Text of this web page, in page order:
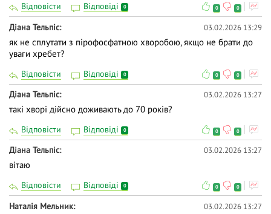
Відповісти Відповіді 0 0 0
Діана Тельпіс 03.02.2026 13:29
як не сплутати з пірофосфатною хворобою, якщо не брати до
уваги хребет?
Відповісти Відповіді 0 0 0
Діана Тельпіс 03.02.2026 13:27
такі хворі дійсно доживають до 70 років?
Відповісти Відповіді 0 0 0
Діана Тельпіс 03.02.2026 13:27
вітаю
Відповісти Відповіді 0 0 0
Наталія Мельник 03.02.2026 13:27